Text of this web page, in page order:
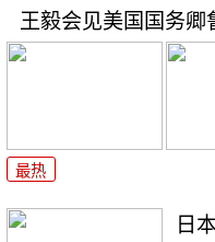
王毅会见美国国务卿
最热
日